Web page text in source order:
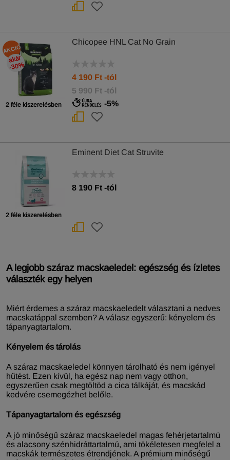
AKCIÓ
akár
-30
%
2 féle kiszerelésben
Chicopee HNL Cat No Grain
4 190 Ft -tól
5 990 Ft -tól
-5%
2 féle kiszerelésben
Eminent Diet Cat Struvite
8 190 Ft -tól
A legjobb száraz macskaeledel: egészség és ízletes
választék egy helyen
Miért érdemes a száraz macskaeledelt választani a nedves
macskatáppal szemben? A válasz egyszerű: kényelem és
tápanyagtartalom.
Kényelem és tárolás
A száraz macskaeledel könnyen tárolható és nem igényel
hűtést. Ezen kívül, ha egész nap nem vagy otthon,
egyszerűen csak megtöltöd a cica tálkáját, és macskád
kedvére csemegézhet belőle.
Tápanyagtartalom és egészség
A jó minőségű száraz macskaeledel magas fehérjetartalmú
és alacsony szénhidráttartalmú, ami tökéletesen megfelel a
macskák természetes étrendjének. A prémium minőségű